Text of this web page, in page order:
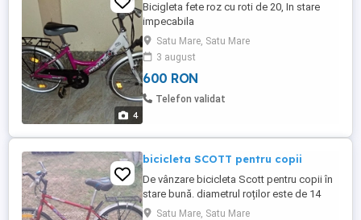
4
Bicigleta fete roz cu roti de 20, In stare
impecabila
Satu Mare, Satu Mare
3 august
600 RON
Telefon validat
bicicleta SCOTT pentru copii
De vânzare bicicleta Scott pentru copii în
stare bună. diametrul roților este de 14
inchi.Satu Mare, Satu Mare